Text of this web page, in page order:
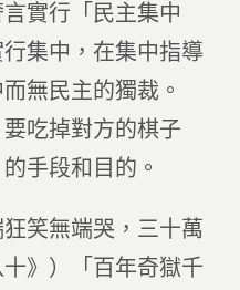
實行「民主集中
集中，在集中指導
無民主的獨裁。
要吃掉對方的棋子
手段和目的。
笑無端哭，三十萬
》）「百年奇獄千